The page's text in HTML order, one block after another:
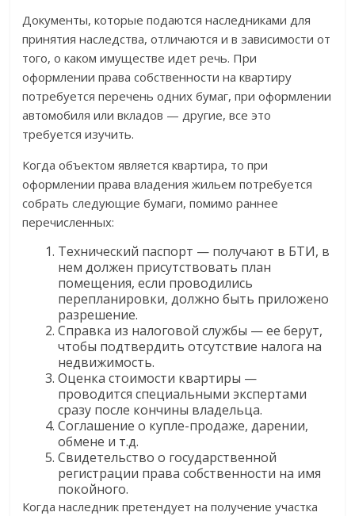
Документы, которые подаются наследниками для
принятия наследства, отличаются и в зависимости от
того, о каком имуществе идет речь. При
оформлении права собственности на квартиру
потребуется перечень одних бумаг, при оформлении
автомобиля или вкладов — другие, все это
требуется изучить.
Когда объектом является квартира, то при
оформлении права владения жильем потребуется
собрать следующие бумаги, помимо раннее
перечисленных:
Технический паспорт — получают в БТИ, в
нем должен присутствовать план
помещения, если проводились
перепланировки, должно быть приложено
разрешение.
Справка из налоговой службы — ее берут,
чтобы подтвердить отсутствие налога на
недвижимость.
Оценка стоимости квартиры —
проводится специальными экспертами
сразу после кончины владельца.
Соглашение о купле-продаже, дарении,
обмене и т.д.
Свидетельство о государственной
регистрации права собственности на имя
покойного.
Когда наследник претендует на получение участка